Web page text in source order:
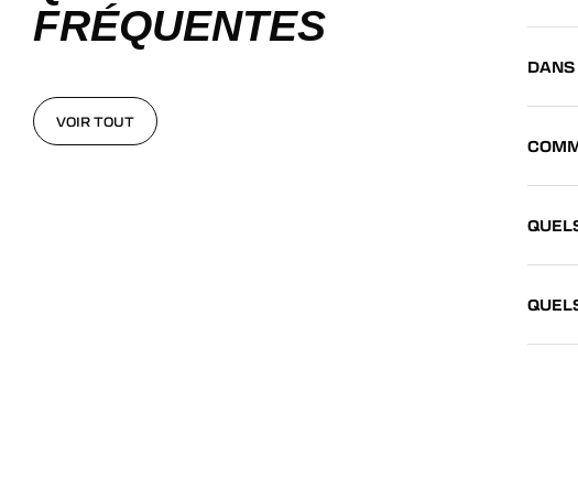
FRÉQUENTES
VOIR TOUT